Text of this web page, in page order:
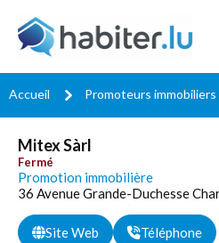
Accueil Promoteurs immobiliers
Mitex Sàrl
Fermé
Promotion immobilière
36 Avenue Grande-Duchesse
Site Web Téléphone